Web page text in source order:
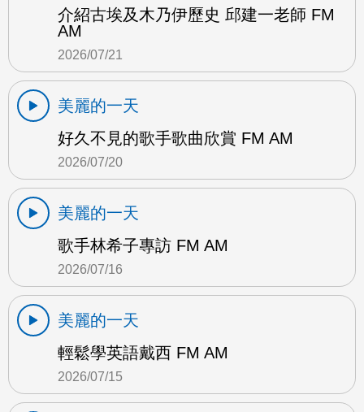
介紹古埃及木乃伊歷史 邱建一老師 FM
AM
2026/07/21
美麗的一天
好久不見的歌手歌曲欣賞 FM AM
2026/07/20
美麗的一天
歌手林希子專訪 FM AM
2026/07/16
美麗的一天
輕鬆學英語戴西 FM AM
2026/07/15